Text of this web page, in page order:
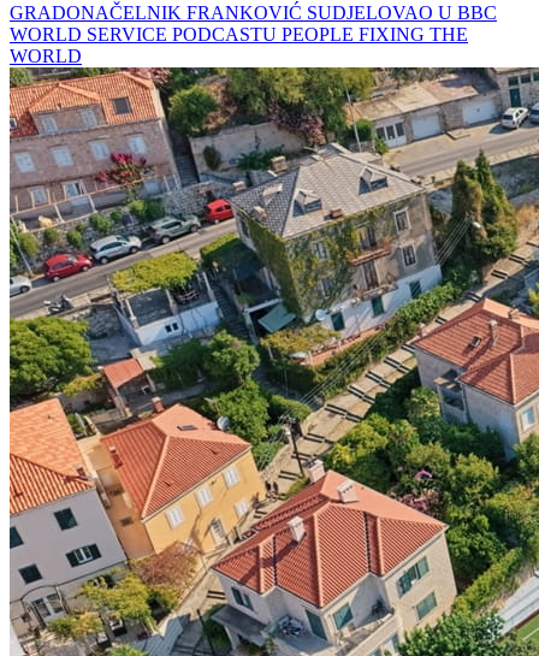
GRADONAČELNIK FRANKOVIĆ SUDJELOVAO U BBC
WORLD SERVICE PODCASTU PEOPLE FIXING THE
WORLD